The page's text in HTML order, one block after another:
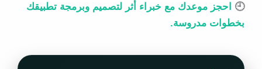
🕘 احجز موعدك مع خبراء أثر لتصميم وبرمجة تطبيقك
بخطوات مدروسة.